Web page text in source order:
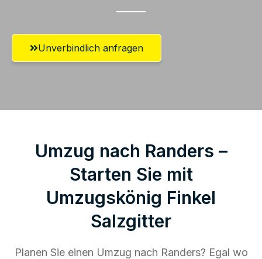
Unverbindlich anfragen
Umzug nach Randers –
Starten Sie mit
Umzugskönig Finkel
Salzgitter
Planen Sie einen Umzug nach Randers? Egal wo